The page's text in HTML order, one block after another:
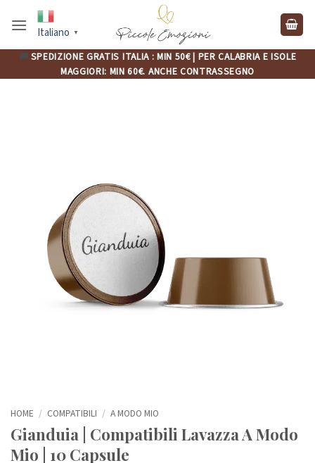
Italiano ▼
🚚 SPEDIZIONE GRATIS ITALIA : MIN 50€ | PER CALABRIA E ISOLE
MAGGIORI: MIN 60€. ANCHE CONTRASSEGNO
HOME / COMPATIBILI / A MODO MIO
Gianduia | Compatibili Lavazza A Modo
Mio | 10 Capsule